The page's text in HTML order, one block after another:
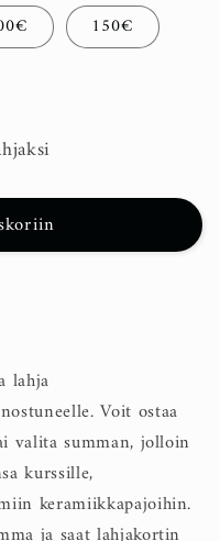
150€
lahja
Voit ostaa
valita summan, jolloin
kurssille,
keramiikkapajoihin.
ja saat lahjakortin